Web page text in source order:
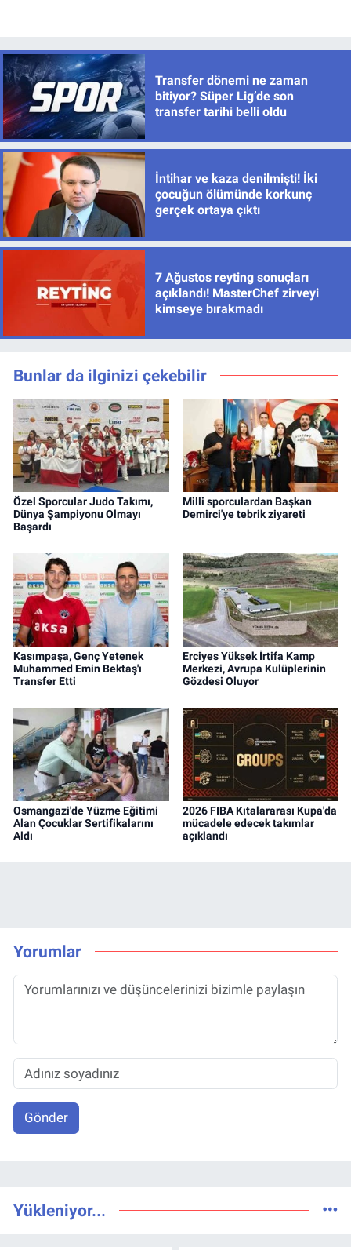
Transfer dönemi ne zaman
bitiyor? Süper Lig’de son
transfer tarihi belli oldu
İntihar ve kaza denilmişti! İki
çocuğun ölümünde korkunç
gerçek ortaya çıktı
7 Ağustos reyting sonuçları
açıklandı! MasterChef zirveyi
kimseye bırakmadı
Bunlar da ilginizi çekebilir
Özel Sporcular Judo Takımı,
Dünya Şampiyonu Olmayı
Başardı
Milli sporculardan Başkan
Demirci'ye tebrik ziyareti
Kasımpaşa, Genç Yetenek
Muhammed Emin Bektaş'ı
Transfer Etti
Erciyes Yüksek İrtifa Kamp
Merkezi, Avrupa Kulüplerinin
Gözdesi Oluyor
Osmangazi'de Yüzme Eğitimi
Alan Çocuklar Sertifikalarını
Aldı
2026 FIBA Kıtalararası Kupa'da
mücadele edecek takımlar
açıklandı
Yorumlar
Gönder
Yükleniyor...